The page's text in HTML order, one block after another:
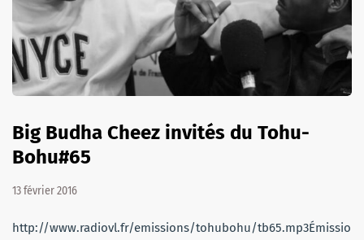
Big Budha Cheez invités du Tohu-
Bohu#65
13 février 2016
http://www.radiovl.fr/emissions/tohubohu/tb65.mp3Émission